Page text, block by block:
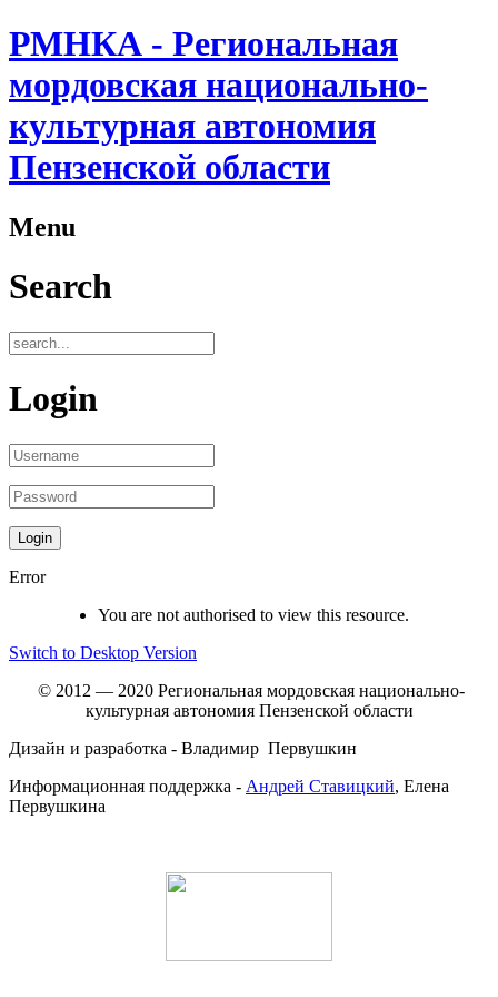
РМНКА - Региональная
мордовская национально-
культурная автономия
Пензенской области
Menu
Search
Login
Error
You are not authorised to view this resource.
Switch to Desktop Version
© 2012 — 2020 Региональная мордовская национально-
культурная автономия Пензенской области
Дизайн и разработка - Владимир Первушкин
Информационная поддержка - Андрей Ставицкий, Елена
Первушкина